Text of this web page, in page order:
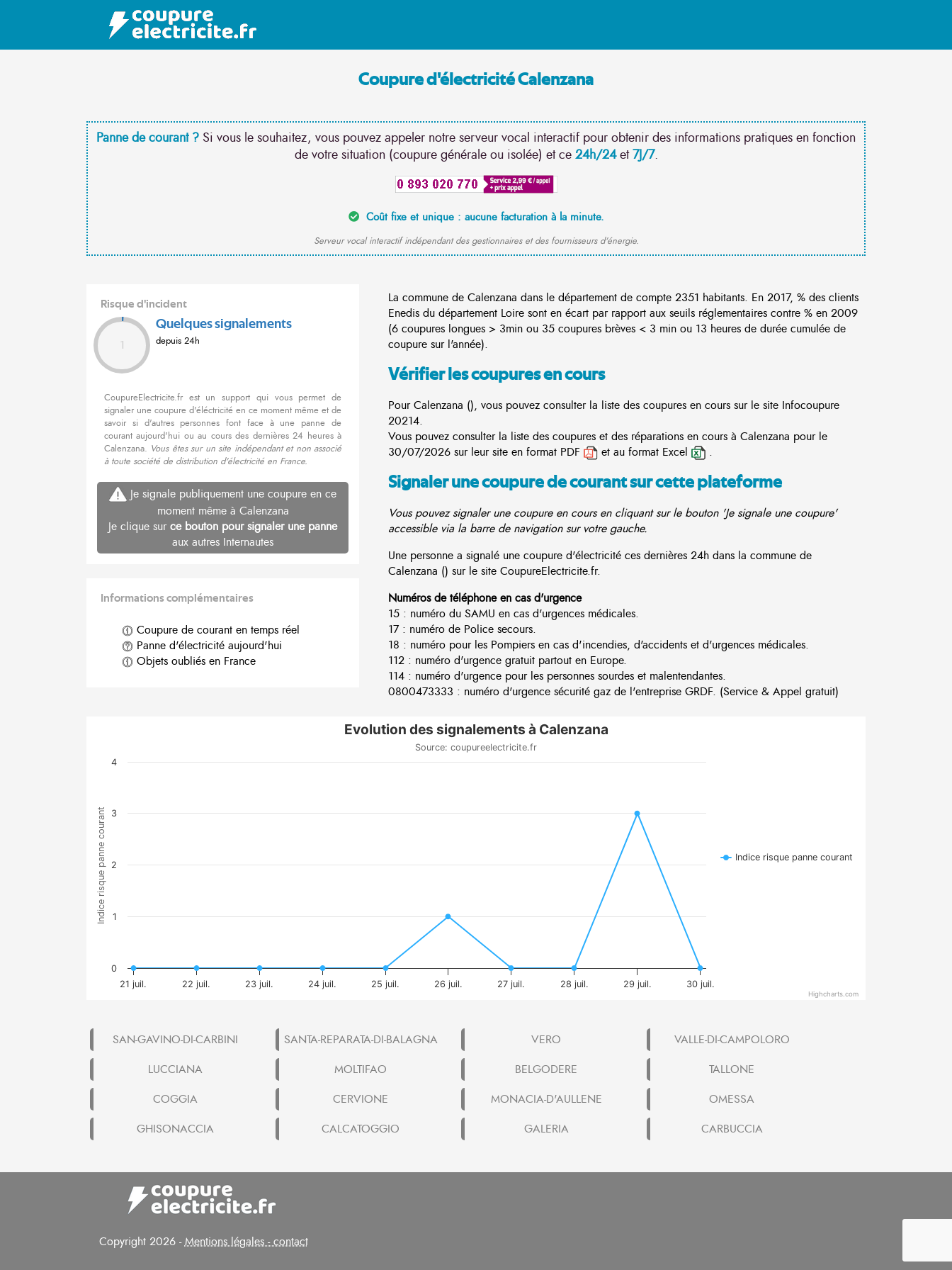
Coupure d'électricité Calenzana
Panne de courant ? Si vous le souhaitez, vous pouvez appeler notre serveur vocal interactif pour obtenir des informations pratiques en fonction
de votre situation (coupure générale ou isolée) et ce 24h/24et7J/7.
Coût fixe et unique : aucune facturation à la minute.
Serveur vocal interactif indépendant des gestionnaires et des fournisseurs d'énergie.
Risque d'incident
1
Quelques signalements
depuis 24h
CoupureElectricite.fr est un support qui vous permet de
signaler une coupure d'éléctricité en ce moment même et de
savoir si d'autres personnes font face à une panne de
courant aujourd'hui ou au cours des dernières 24 heures à
Calenzana. Vous êtes sur un site indépendant et non associé
à toute société de distribution d'électricité en France.
Je signale publiquement une coupure en ce
moment même à Calenzana
Je clique sur ce bouton pour signaler une panne
aux autres Internautes
Informations complémentaires
Coupure de courant en temps réel
Panne d'électricité aujourd'hui
Objets oubliés en France
La commune de Calenzana dans le département de compte 2351 habitants. En 2017, % des clients
Enedis du département Loire sont en écart par rapport aux seuils réglementaires contre % en 2009
(6 coupures longues > 3min ou 35 coupures brèves < 3 min ou 13 heures de durée cumulée de
coupure sur l'année).
Vérifier les coupures en cours
Pour Calenzana (), vous pouvez consulter la liste des coupures en cours sur le site Infocoupure
20214.
Vous pouvez consulter la liste des coupures et des réparations en cours à Calenzana pour le
30/07/2026 sur leur site en format PDF
et au format Excel .
Signaler une coupure de courant sur cette plateforme
Vous pouvez signaler une coupure en cours en cliquant sur le bouton 'Je signale une coupure'
accessible via la barre de navigation sur votre gauche.
Une personne a signalé une coupure d'électricité ces dernières 24h dans la commune de
Calenzana () sur le site CoupureElectricite.fr.
Numéros de téléphone en cas d'urgence
15 : numéro du SAMU en cas d'urgences médicales.
17 : numéro de Police secours.
18 : numéro pour les Pompiers en cas d'incendies, d'accidents et d'urgences médicales.
112 : numéro d'urgence gratuit partout en Europe.
114 : numéro d'urgence pour les personnes sourdes et malentendantes.
0800473333 : numéro d'urgence sécurité gaz de l'entreprise GRDF. (Service & Appel gratuit)
Indice risque panne courant
Evolution des signalements à Calenzana
Source: coupureelectricite.fr
Indice risque panne courant
21 juil. 22 juil. 23 juil. 24 juil. 25 juil. 26 juil. 27 juil. 28 juil. 29 juil. 30 juil.
0
1
2
3
4
Highcharts.com
SAN-GAVINO-DI-CARBINI SANTA-REPARATA-DI-BALAGNA VERO
VALLE-DI-CAMPOLORO
LUCCIANA
MOLTIFAO BELGODERE
TALLONE
COGGIA
CERVIONE MONACIA-D'AULLENE
OMESSA
GHISONACCIA
CALCATOGGIO GALERIA CARBUCCIA
Copyright 2026 -Mentions légales - contact